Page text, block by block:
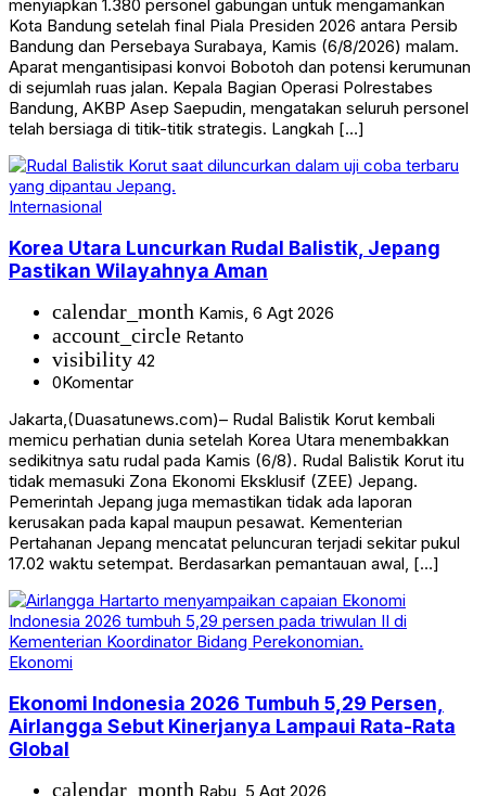
menyiapkan 1.380 personel gabungan untuk mengamankan
Kota Bandung setelah final Piala Presiden 2026 antara Persib
Bandung dan Persebaya Surabaya, Kamis (6/8/2026) malam.
Aparat mengantisipasi konvoi Bobotoh dan potensi kerumunan
di sejumlah ruas jalan. Kepala Bagian Operasi Polrestabes
Bandung, AKBP Asep Saepudin, mengatakan seluruh personel
telah bersiaga di titik-titik strategis. Langkah […]
Internasional
Korea Utara Luncurkan Rudal Balistik, Jepang
Pastikan Wilayahnya Aman
calendar_month Kamis, 6 Agt 2026
account_circle Retanto
visibility 42
0Komentar
Jakarta,(Duasatunews.com)– Rudal Balistik Korut kembali
memicu perhatian dunia setelah Korea Utara menembakkan
sedikitnya satu rudal pada Kamis (6/8). Rudal Balistik Korut itu
tidak memasuki Zona Ekonomi Eksklusif (ZEE) Jepang.
Pemerintah Jepang juga memastikan tidak ada laporan
kerusakan pada kapal maupun pesawat. Kementerian
Pertahanan Jepang mencatat peluncuran terjadi sekitar pukul
17.02 waktu setempat. Berdasarkan pemantauan awal, […]
Ekonomi
Ekonomi Indonesia 2026 Tumbuh 5,29 Persen,
Airlangga Sebut Kinerjanya Lampaui Rata-Rata
Global
calendar_month Rabu, 5 Agt 2026